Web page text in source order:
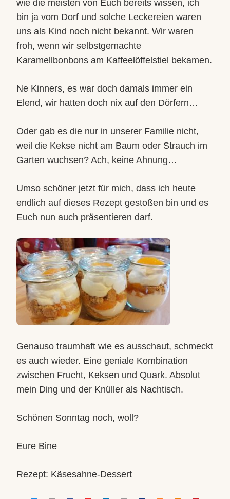
wie die meisten von Euch bereits wissen, ich
bin ja vom Dorf und solche Leckereien waren
uns als Kind noch nicht bekannt. Wir waren
froh, wenn wir selbstgemachte
Karamellbonbons am Kaffeelöffelstiel bekamen.
Ne Kinners, es war doch damals immer ein
Elend, wir hatten doch nix auf den Dörfern…
Oder gab es die nur in unserer Familie nicht,
weil die Kekse nicht am Baum oder Strauch im
Garten wuchsen? Ach, keine Ahnung…
Umso schöner jetzt für mich, dass ich heute
endlich auf dieses Rezept gestoßen bin und es
Euch nun auch präsentieren darf.
Genauso traumhaft wie es ausschaut, schmeckt
es auch wieder. Eine geniale Kombination
zwischen Frucht, Keksen und Quark. Absolut
mein Ding und der Knüller als Nachtisch.
Schönen Sonntag noch, woll?
Eure Bine
Rezept: Käsesahne-Dessert